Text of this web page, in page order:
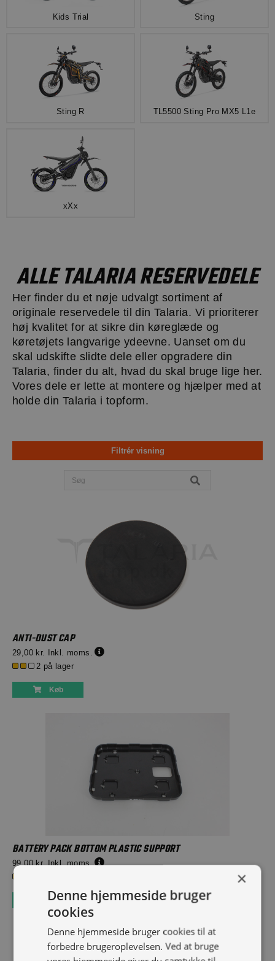
Kids Trial Sting
Sting R TL5500 Sting Pro MX5 L1e
xXx
ALLE TALARIA RESERVEDELE
Her finder du et nøje udvalgt sortiment af
originale reservedele til din Talaria. Vi prioriterer
høj kvalitet for at sikre din køreglæde og
køretøjets langvarige ydeevne. Uanset om du
skal udskifte slidte dele eller opgradere din
Talaria, finder du alt, hvad du skal bruge lige her.
Vores dele er lette at montere og hjælper med at
holde din Talaria i topform.
Filtrér visning
ANTI-DUST CAP
29,00 kr.
Inkl. moms.
2 på lager
Køb
BATTERY PACK BOTTOM PLASTIC SUPPORT
99,00 kr.
Inkl. moms.
Køb
×
Denne hjemmeside bruger
cookies
Denne hjemmeside bruger cookies til at
forbedre brugeroplevelsen. Ved at bruge